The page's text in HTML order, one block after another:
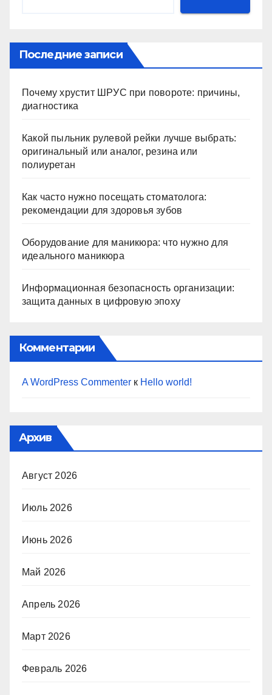
Последние записи
Почему хрустит ШРУС при повороте: причины,
диагностика
Какой пыльник рулевой рейки лучше выбрать:
оригинальный или аналог, резина или
полиуретан
Как часто нужно посещать стоматолога:
рекомендации для здоровья зубов
Оборудование для маникюра: что нужно для
идеального маникюра
Информационная безопасность организации:
защита данных в цифровую эпоху
Комментарии
A WordPress Commenter к Hello world!
Архив
Август 2026
Июль 2026
Июнь 2026
Май 2026
Апрель 2026
Март 2026
Февраль 2026